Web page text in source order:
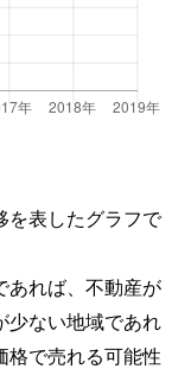
を表したグラフで
あれば、不動産が
少ない地域であれ
格で売れる可能性